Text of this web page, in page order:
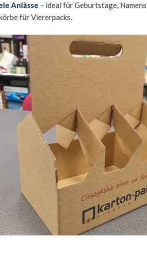
Anlässe – ideal für Geburtstage,
für Viererpacks.